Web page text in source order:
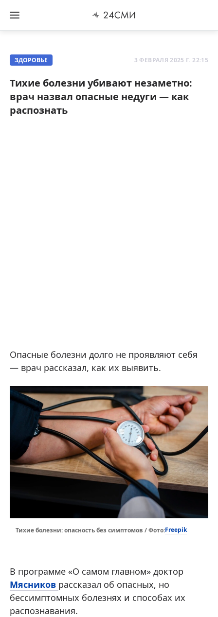
ЗДОРОВЬЕ 3 ФЕВРАЛЯ 2025 Г. 22:15
Тихие болезни убивают незаметно:
врач назвал опасные недуги — как
распознать
Опасные болезни долго не проявляют себя
— врач рассказал, как их выявить.
Тихие болезни: опасность без симптомов / Фото:Freepik
В программе «О самом главном» доктор
Мясников рассказал об опасных, но
бессимптомных болезнях и способах их
распознавания.